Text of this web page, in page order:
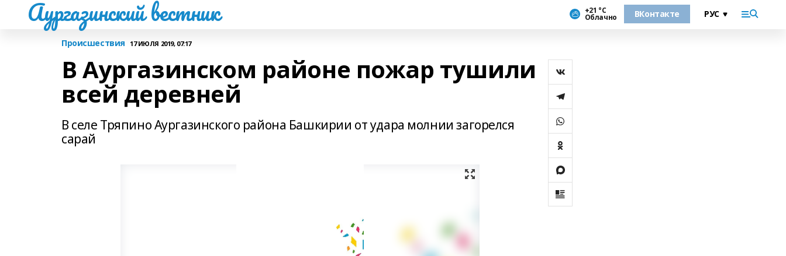
Аургазинский вестник +21 °С
Облачно ВКонтакте
Происшествия 17 ИЮЛЯ 2019, 07:17
В Аургазинском районе пожар тушили
всей деревней
В селе Тряпино Аургазинского района Башкирии от удара молнии загорелся
сарай